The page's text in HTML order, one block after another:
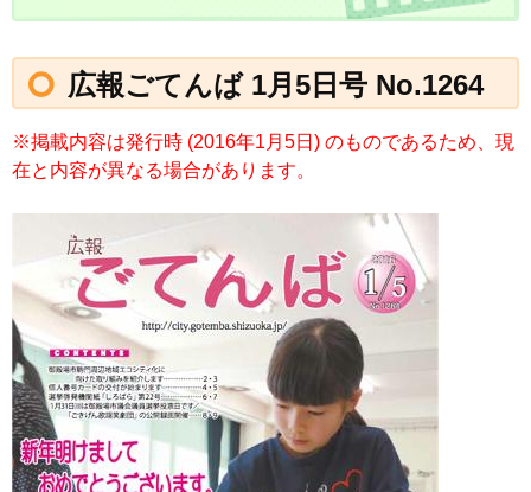
広報ごてんば 1月5日号 No.1264
※掲載内容は発行時 (2016年1月5日) のものであるため、現
在と内容が異なる場合があります。